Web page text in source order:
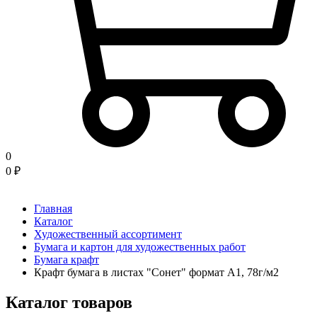
0
0 ₽
Главная
Каталог
Художественный ассортимент
Бумага и картон для художественных работ
Бумага крафт
Крафт бумага в листах "Сонет" формат А1, 78г/м2
Каталог товаров